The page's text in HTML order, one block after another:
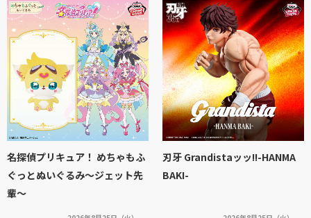
名探偵プリキュア！ めちゃもふ
ぐっとぬいぐるみ～ジェット先
輩～
刃牙 Grandistaッッ!!-HANMA
BAKI-